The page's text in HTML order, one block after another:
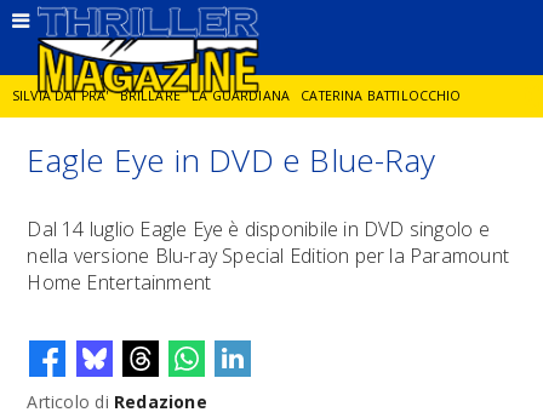
SILVIA DAI PRA' BRILLARE LA GUARDIANA CATERINA BATTILOCCHIO
JORGE DIAZ LA SPIA DELITTO IN CORNICE GIANCARLO DE CATALDO
DIEGO ZANDEL GLI ANNI DI PIETRA
Eagle Eye in DVD e Blue-Ray
Dal 14 luglio Eagle Eye è disponibile in DVD singolo e
nella versione Blu-ray Special Edition per la Paramount
Home Entertainment
Articolo di Redazione